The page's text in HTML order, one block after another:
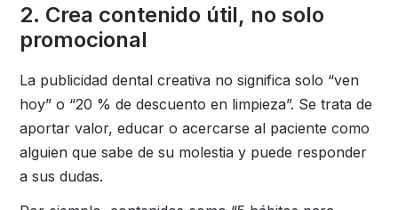
2. Crea contenido útil, no solo
promocional
La publicidad dental creativa no significa solo “ven
hoy” o “20 % de descuento en limpieza”. Se trata de
aportar valor, educar o acercarse al paciente como
alguien que sabe de su molestia y puede responder
a sus dudas.